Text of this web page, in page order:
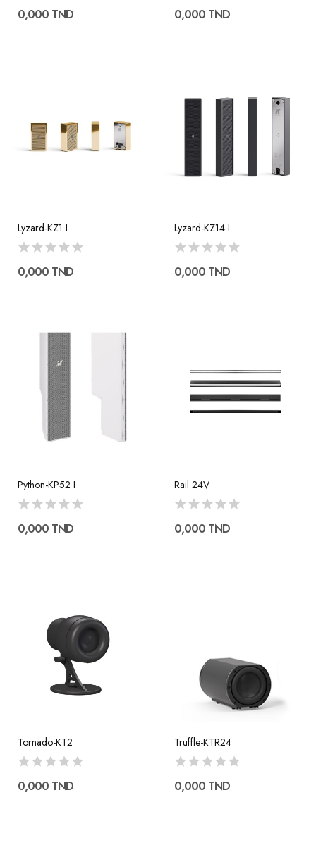
0,000 TND 0,000 TND
Lyzard-KZ1 I
0,000 TND
Lyzard-KZ14 I
0,000 TND
Python-KP52 I
0,000 TND
Rail 24V
0,000 TND
Tornado-KT2
0,000 TND
Truffle-KTR24
0,000 TND